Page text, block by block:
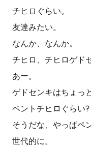
チヒロぐらい。
友達みたい。
なんか、なんか。
チヒロ、チヒロゲド
あー。
ゲドセンキはちょっ
ペントチヒロぐらい?
そうだな、やっぱペ
世代的に。